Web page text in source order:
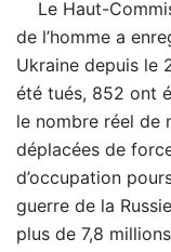
Le Haut-
de l’homme a
Ukraine depuis le
été tués, 852 ont
le nombre réel de
déplacées de
d’occupation
guerre de la
plus de 7,8